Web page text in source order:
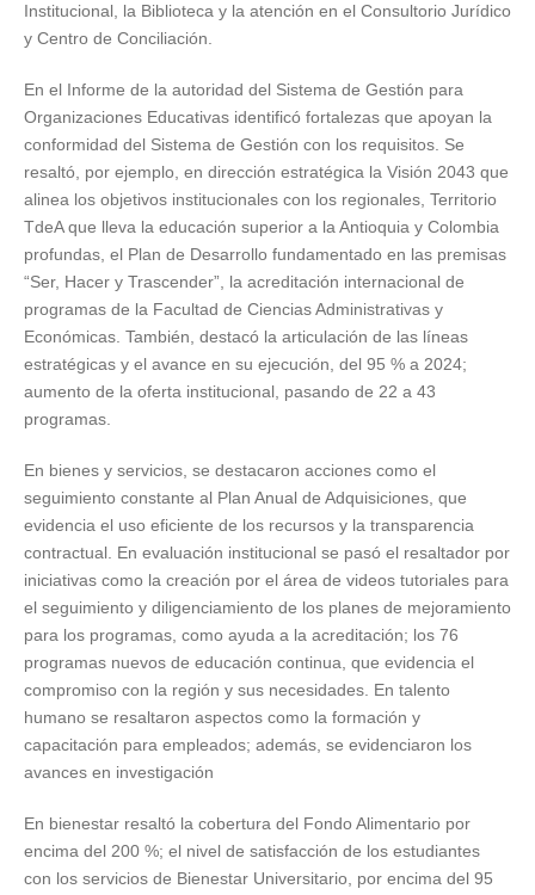
Institucional, la Biblioteca y la atención en el Consultorio Jurídico
y Centro de Conciliación.
En el Informe de la autoridad del Sistema de Gestión para
Organizaciones Educativas identificó fortalezas que apoyan la
conformidad del Sistema de Gestión con los requisitos. Se
resaltó, por ejemplo, en dirección estratégica la Visión 2043 que
alinea los objetivos institucionales con los regionales, Territorio
TdeA que lleva la educación superior a la Antioquia y Colombia
profundas, el Plan de Desarrollo fundamentado en las premisas
“Ser, Hacer y Trascender”, la acreditación internacional de
programas de la Facultad de Ciencias Administrativas y
Económicas. También, destacó la articulación de las líneas
estratégicas y el avance en su ejecución, del 95 % a 2024;
aumento de la oferta institucional, pasando de 22 a 43
programas.
En bienes y servicios, se destacaron acciones como el
seguimiento constante al Plan Anual de Adquisiciones, que
evidencia el uso eficiente de los recursos y la transparencia
contractual. En evaluación institucional se pasó el resaltador por
iniciativas como la creación por el área de videos tutoriales para
el seguimiento y diligenciamiento de los planes de mejoramiento
para los programas, como ayuda a la acreditación; los 76
programas nuevos de educación continua, que evidencia el
compromiso con la región y sus necesidades. En talento
humano se resaltaron aspectos como la formación y
capacitación para empleados; además, se evidenciaron los
avances en investigación
En bienestar resaltó la cobertura del Fondo Alimentario por
encima del 200 %; el nivel de satisfacción de los estudiantes
con los servicios de Bienestar Universitario, por encima del 95